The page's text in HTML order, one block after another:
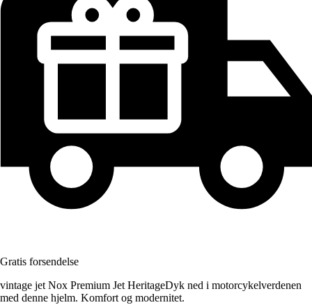
Gratis forsendelse
vintage jet Nox Premium Jet HeritageDyk ned i motorcykelverdenen
med denne hjelm. Komfort og modernitet.